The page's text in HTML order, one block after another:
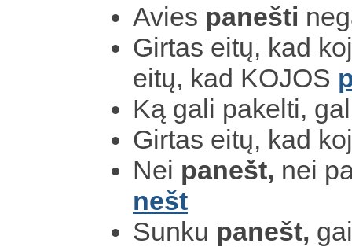
Avies panešti
Girtas eitų, kad
eitų, kad KOJOS
Ką gali pakelti,
Girtas eitų, kad
Nei panešt, nei
nešt
Sunku panešt,